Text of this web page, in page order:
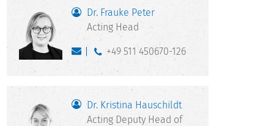
Dr. Frauke Peter
Acting Head
+49 511 450670-126
Dr. Kristina Hauschildt
Acting Deputy Head of